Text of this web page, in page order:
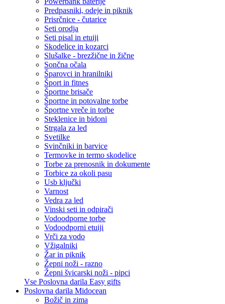
Predpasniki, odeje in piknik
Prisrčnice - čutarice
Seti orodja
Seti pisal in etuiji
Skodelice in kozarci
Slušalke - brezžične in žične
Sončna očala
Šparovci in hranilniki
Šport in fitnes
Športne brisače
Športne in potovalne torbe
Športne vreče in torbe
Steklenice in bidoni
Strgala za led
Svetilke
Svinčniki in barvice
Termovke in termo skodelice
Torbe za prenosnik in dokumente
Torbice za okoli pasu
Usb ključki
Varnost
Vedra za led
Vinski seti in odpirači
Vodoodporne torbe
Vodoodporni etuiji
Vrči za vodo
Vžigalniki
Žar in piknik
Žepni noži - razno
Žepni švicarski noži - pipci
Vse Poslovna darila Easy gifts
Poslovna darila Midocean
Božič in zima